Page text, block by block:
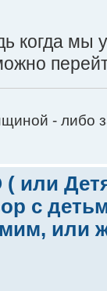
когда мы
- либо
или
с
или